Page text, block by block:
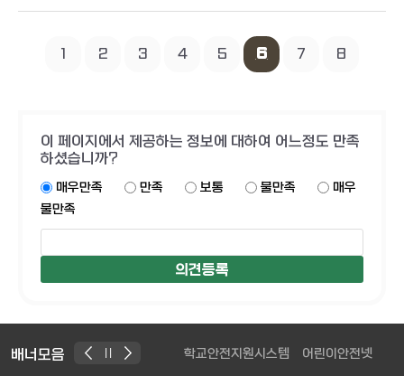
1 2 3 4 5 6 7 8
이 페이지에서 제공하는 정보에 대하여 어느정도 만족
하셨습니까?
매우만족 만족 보통 불만족
매우
불만족
배너모음 학교안전지원시스템 어린이안전넷